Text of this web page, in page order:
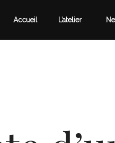
Accueil L’atelier